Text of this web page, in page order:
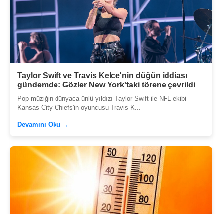
Taylor Swift ve Travis Kelce'nin düğün iddiası
gündemde: Gözler New York'taki törene çevrildi
Pop müziğin dünyaca ünlü yıldızı Taylor Swift ile NFL ekibi
Kansas City Chiefs'in oyuncusu Travis K...
Devamını Oku →